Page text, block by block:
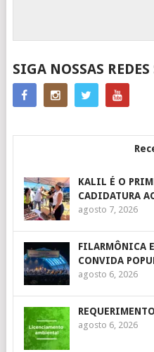
SIGA NOSSAS
KALIL É O
CADIDATURA
agosto 7, 2026
FILARMÔNICA
CONVIDA
agosto 6, 2026
agosto 6, 2026